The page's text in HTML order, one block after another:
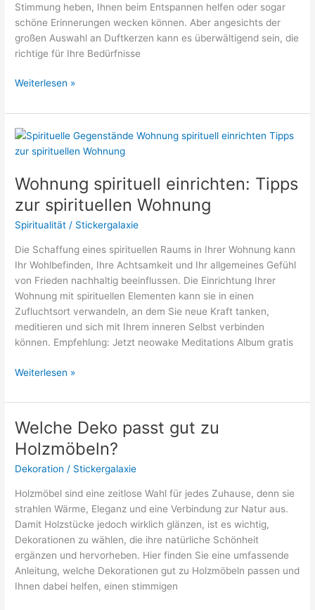
Stimmung heben, Ihnen beim Entspannen helfen oder sogar
schöne Erinnerungen wecken können. Aber angesichts der
großen Auswahl an Duftkerzen kann es überwältigend sein, die
richtige für Ihre Bedürfnisse
Was
Duftkerzen
gibt
Weiterlesen »
Wohnung spirituell einrichten: Tipps
zur spirituellen Wohnung
Spiritualität / Stickergalaxie
Die Schaffung eines spirituellen Raums in Ihrer Wohnung kann
Ihr Wohlbefinden, Ihre Achtsamkeit und Ihr allgemeines Gefühl
von Frieden nachhaltig beeinflussen. Die Einrichtung Ihrer
Wohnung mit spirituellen Elementen kann sie in einen
Zufluchtsort verwandeln, an dem Sie neue Kraft tanken,
meditieren und sich mit Ihrem inneren Selbst verbinden
können. Empfehlung: Jetzt neowake Meditations Album gratis
Wohnung
einrichten:
zur
spirituellen
Wohnung
Weiterlesen »
Welche Deko passt gut zu
Holzmöbeln?
Dekoration / Stickergalaxie
Holzmöbel sind eine zeitlose Wahl für jedes Zuhause, denn sie
strahlen Wärme, Eleganz und eine Verbindung zur Natur aus.
Damit Holzstücke jedoch wirklich glänzen, ist es wichtig,
Dekorationen zu wählen, die ihre natürliche Schönheit
ergänzen und hervorheben. Hier finden Sie eine umfassende
Anleitung, welche Dekorationen gut zu Holzmöbeln passen und
Ihnen dabei helfen, einen stimmigen